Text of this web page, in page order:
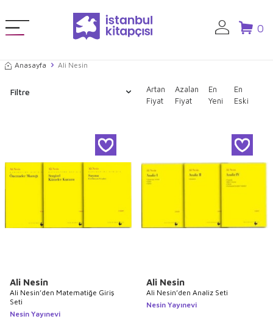
0
Anasayfa Ali Nesin
Filtre
Artan
Fiyat
Azalan
Fiyat
En
Yeni
En
Eski
Ali Nesin
Ali Nesin’den Matematiğe Giriş
Seti
Nesin Yayınevi
Ali Nesin
Ali Nesin’den Analiz Seti
Nesin Yayınevi